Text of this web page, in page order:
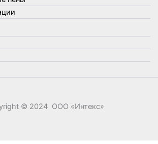
и удлинители
товары
черенки и насадки
и шпагаты
© 2024 ООО «‎Интекс»‎